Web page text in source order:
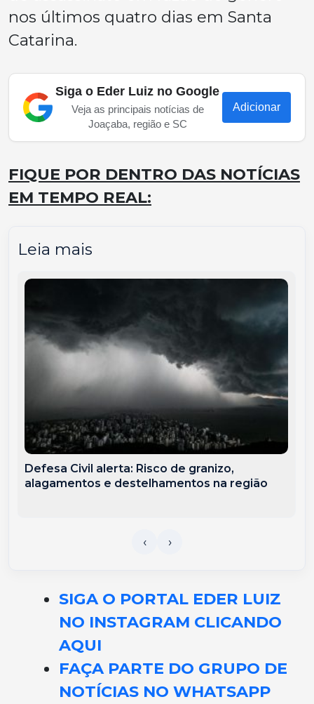
nos últimos quatro dias em Santa
Catarina.
Siga o Eder Luiz no Google
Veja as principais notícias de
Joaçaba, região e SC
Adicionar
FIQUE POR DENTRO DAS NOTÍCIAS
EM TEMPO REAL:
Leia mais
Defesa Civil alerta: Risco de granizo,
alagamentos e destelhamentos na região
SIGA O PORTAL EDER LUIZ
NO INSTAGRAM CLICANDO
AQUI
FAÇA PARTE DO GRUPO DE
NOTÍCIAS NO WHATSAPP